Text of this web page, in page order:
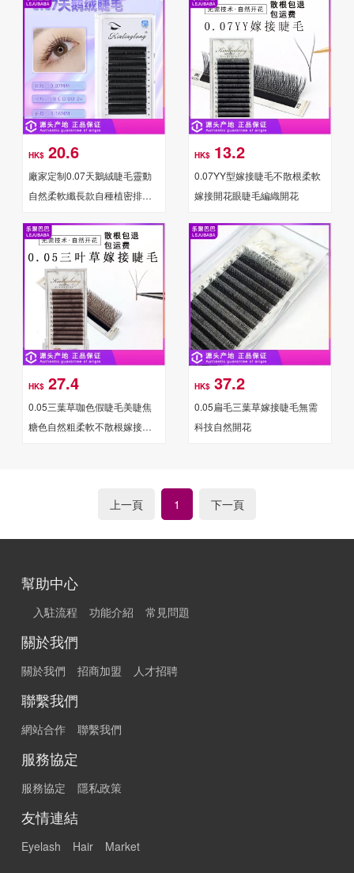
HK$ 20.6
廠家定制0.07天鵝絨睫毛靈動
自然柔軟纖長款自種植密排睫
HK$ 13.2
0.07YY型嫁接睫毛不散根柔軟
嫁接開花眼睫毛編織開花
HK$ 27.4
0.05三葉草咖色假睫毛美睫焦
糖色自然粗柔軟不散根嫁接睫
HK$ 37.2
0.05扁毛三葉草嫁接睫毛無需
科技自然開花
上一頁 1 下一頁
幫助中心
入駐流程 功能介紹 常見問題
關於我們
關於我們 招商加盟 人才招聘
聯繫我們
網站合作 聯繫我們
服務協定
服務協定 隱私政策
友情連結
Eyelash Hair Market